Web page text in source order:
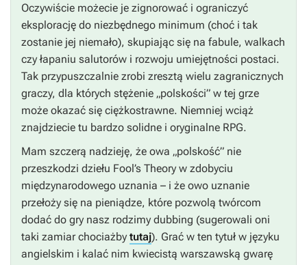
Oczywiście możecie je zignorować i ograniczyć
eksplorację do niezbędnego minimum (choć i tak
zostanie jej niemało), skupiając się na fabule, walkach
czy łapaniu salutorów i rozwoju umiejętności postaci.
Tak przypuszczalnie zrobi zresztą wielu zagranicznych
graczy, dla których stężenie „polskości” w tej grze
może okazać się ciężkostrawne. Niemniej wciąż
znajdziecie tu bardzo solidne i oryginalne RPG.
Mam szczerą nadzieję, że owa „polskość” nie
przeszkodzi dziełu Fool’s Theory w zdobyciu
międzynarodowego uznania – i że owo uznanie
przełoży się na pieniądze, które pozwolą twórcom
dodać do gry nasz rodzimy dubbing (sugerowali oni
taki zamiar chociażby tutaj). Grać w ten tytuł w języku
angielskim i kalać nim kwiecistą warszawską gwarę